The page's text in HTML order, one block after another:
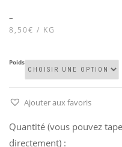
–
8,50€ / KG
Poids
Ajouter aux favoris
Quantité (vous pouvez
directement) :